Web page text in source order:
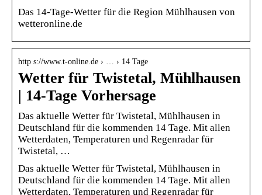
Das 14-Tage-Wetter für die Region Mühlhausen von
wetteronline.de
http s://www.t-online.de › … › 14 Tage
Wetter für Twistetal, Mühlhausen
| 14-Tage Vorhersage
Das aktuelle Wetter für Twistetal, Mühlhausen in
Deutschland für die kommenden 14 Tage. Mit allen
Wetterdaten, Temperaturen und Regenradar für
Twistetal, …
Das aktuelle Wetter für Twistetal, Mühlhausen in
Deutschland für die kommenden 14 Tage. Mit allen
Wetterdaten, Temperaturen und Regenradar für